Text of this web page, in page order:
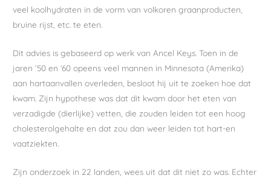
veel koolhydraten in de vorm van volkoren graanproducten,
bruine rijst, etc. te eten.
Dit advies is gebaseerd op werk van Ancel Keys. Toen in de
jaren ’50 en ’60 opeens veel mannen in Minnesota (Amerika)
aan hartaanvallen overleden, besloot hij uit te zoeken hoe dat
kwam. Zijn hypothese was dat dit kwam door het eten van
verzadigde (dierlijke) vetten, die zouden leiden tot een hoog
cholesterolgehalte en dat zou dan weer leiden tot hart-en
vaatziekten.
Zijn onderzoek in 22 landen, wees uit dat dit niet zo was. Echter